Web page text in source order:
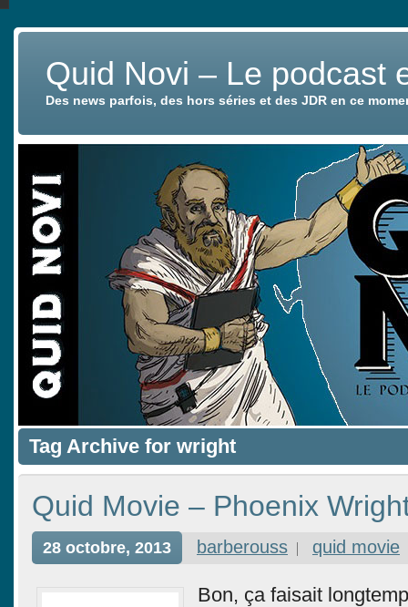
Quid Novi – Le podcast
Des news parfois, des hors séries et des JDR en ce
Tag Archive for wright
Quid Movie – Phoenix
28 octobre, 2013 barberouss quid movie
Bon, ça faisait